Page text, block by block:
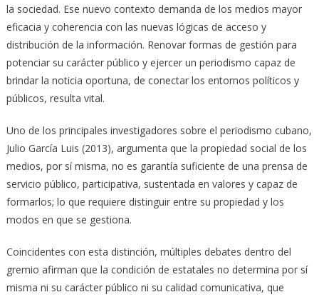
la sociedad. Ese nuevo contexto demanda de los medios mayor
eficacia y coherencia con las nuevas lógicas de acceso y
distribución de la información. Renovar formas de gestión para
potenciar su carácter público y ejercer un periodismo capaz de
brindar la noticia oportuna, de conectar los entornos políticos y
públicos, resulta vital.
Uno de los principales investigadores sobre el periodismo cubano,
Julio García Luis (2013), argumenta que la propiedad social de los
medios, por sí misma, no es garantía suficiente de una prensa de
servicio público, participativa, sustentada en valores y capaz de
formarlos; lo que requiere distinguir entre su propiedad y los
modos en que se gestiona.
Coincidentes con esta distinción, múltiples debates dentro del
gremio afirman que la condición de estatales no determina por sí
misma ni su carácter público ni su calidad comunicativa, que